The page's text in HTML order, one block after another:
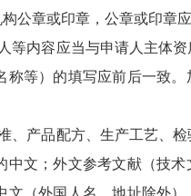
公章或印章，公章或印章应
内容应当与申请人主体资
等）的填写应前后一致
产品配方、生产工艺、检
文；外文参考文献（技
（外国人名、地址除外